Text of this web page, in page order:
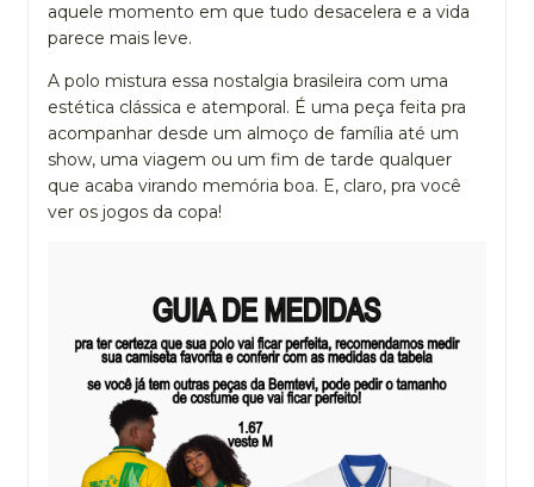
aquele momento em que tudo desacelera e a vida
parece mais leve.
A polo mistura essa nostalgia brasileira com uma
estética clássica e atemporal. É uma peça feita pra
acompanhar desde um almoço de família até um
show, uma viagem ou um fim de tarde qualquer
que acaba virando memória boa. E, claro, pra você
ver os jogos da copa!